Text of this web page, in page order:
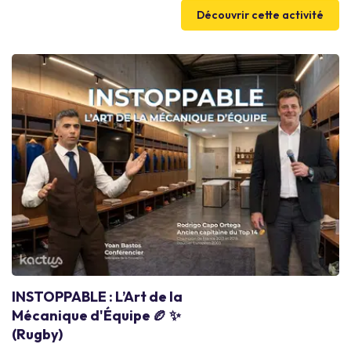
mètres de haut et 3 mètres de large piloté par 5
vidéoprojecteurs et 7 ordinateurs, à l’intérieur duquel est
couvert quel que soit l’endroit où vous regardez.
Découvrir cette activité
INSTOPPABLE : L’Art de la
Mécanique d'Équipe 🏉 ✨
(Rugby)